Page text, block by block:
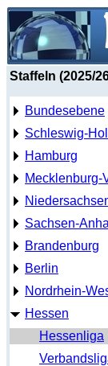
Staffeln (2025/
Bundesebene
Schleswig-
Hamburg
Mecklenburg-
Sachsen-
Brandenburg
Berlin
Nordrhein-
Hessen
Hessenliga